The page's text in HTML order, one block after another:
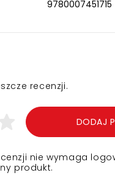
9780007451715
recenzji.
DODAJ
nie wymaga
produkt.